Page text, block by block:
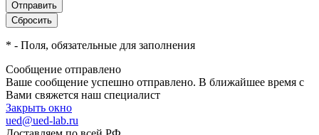
* - Поля, обязательные для заполнения
Сообщение отправлено
Ваше сообщение успешно отправлено. В ближайшее время с
Вами свяжется наш специалист
Закрыть окно
ued@ued-lab.ru